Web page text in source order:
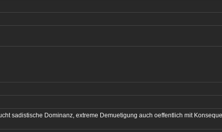
sadistische Dominanz, extreme Demuetigung auch oeffentlich mit